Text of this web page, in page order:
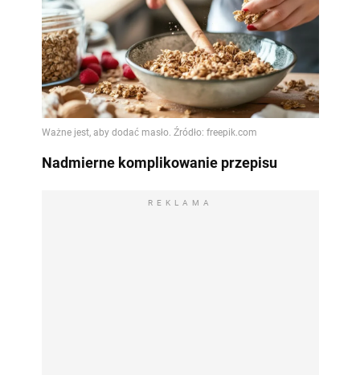
Nadmierne komplikowanie przepisu
REKLAMA